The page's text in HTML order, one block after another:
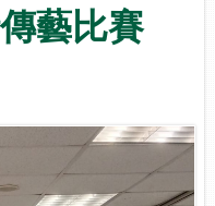
藝比賽